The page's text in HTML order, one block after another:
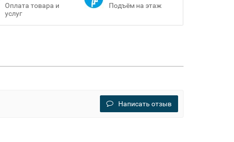
Оплата товара и
услуг
Подъём на этаж
Написать отзыв